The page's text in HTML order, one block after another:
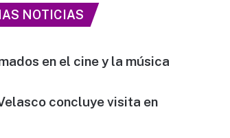
NOTICIAS
en el cine y la música
concluye visita en